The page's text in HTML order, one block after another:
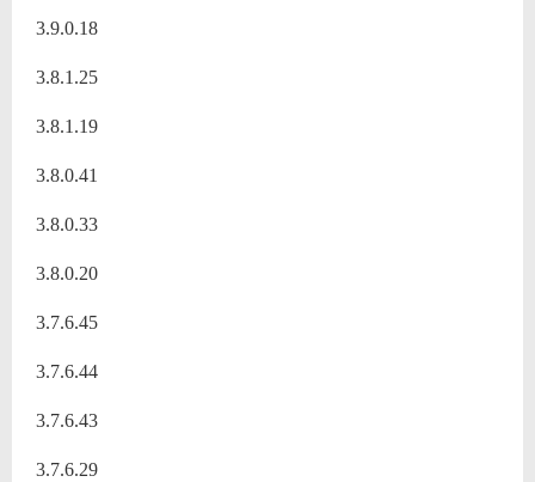
3.9.0.18
3.8.1.25
3.8.1.19
3.8.0.41
3.8.0.33
3.8.0.20
3.7.6.45
3.7.6.44
3.7.6.43
3.7.6.29